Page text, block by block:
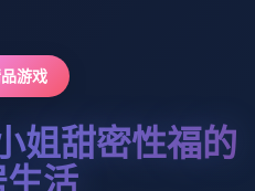
游戏
姐甜密性福的
生活